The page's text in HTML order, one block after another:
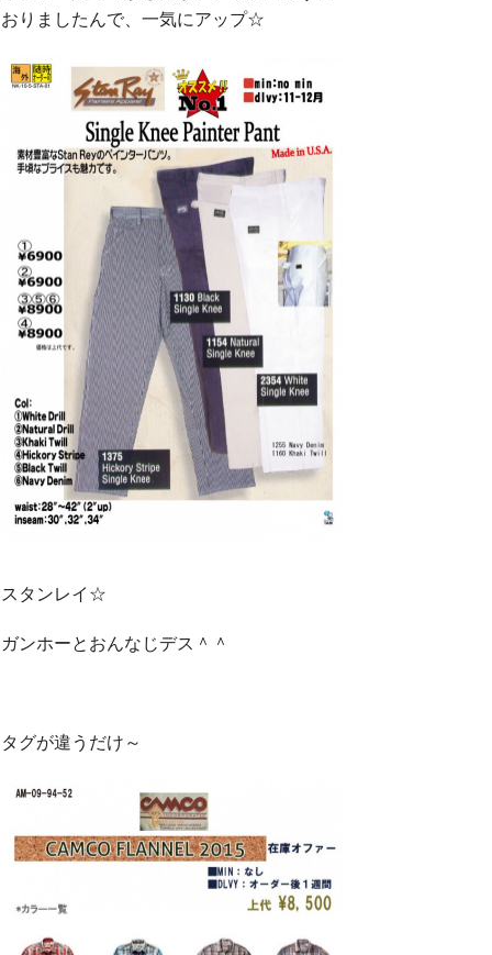
おりましたんで、一気にアップ☆
スタンレイ☆
ガンホーとおんなじデス＾＾
タグが違うだけ～